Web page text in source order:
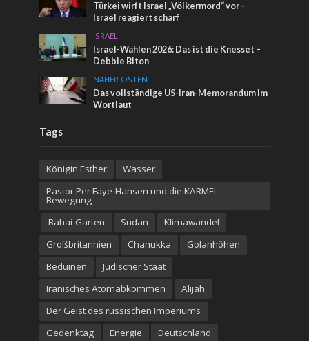
Türkei wirft Israel „Völkermord“ vor –
Israel reagiert scharf
ISRAEL
Israel-Wahlen 2026: Das ist die Knesset –
Debbie Biton
NAHER OSTEN
Das vollständige US-Iran-Memorandum im
Wortlaut
Tags
Königin Esther
Wasser
Pastor Per Faye-Hansen und die KARMEL-
Bewegung
Bahai-Garten
Sudan
Klimawandel
Großbritannien
Chanukka
Golanhöhen
Beduinen
Jüdischer Staat
Iranisches Atomabkommen
Alijah
Der Geist des russischen Imperiums
Gedenktag
Energie Deutschland